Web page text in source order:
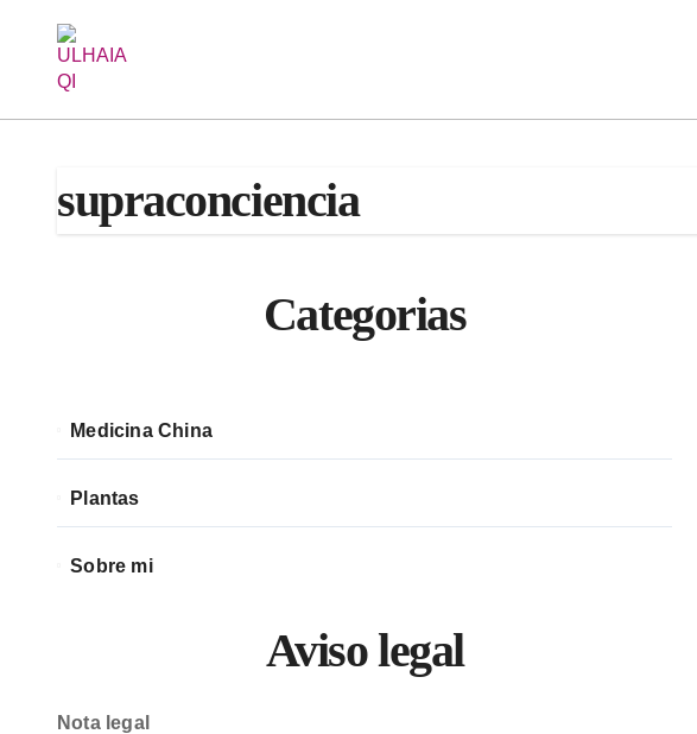
contenido
supraconciencia
Categorias
Medicina China
Plantas
Sobre mi
Aviso legal
Nota legal